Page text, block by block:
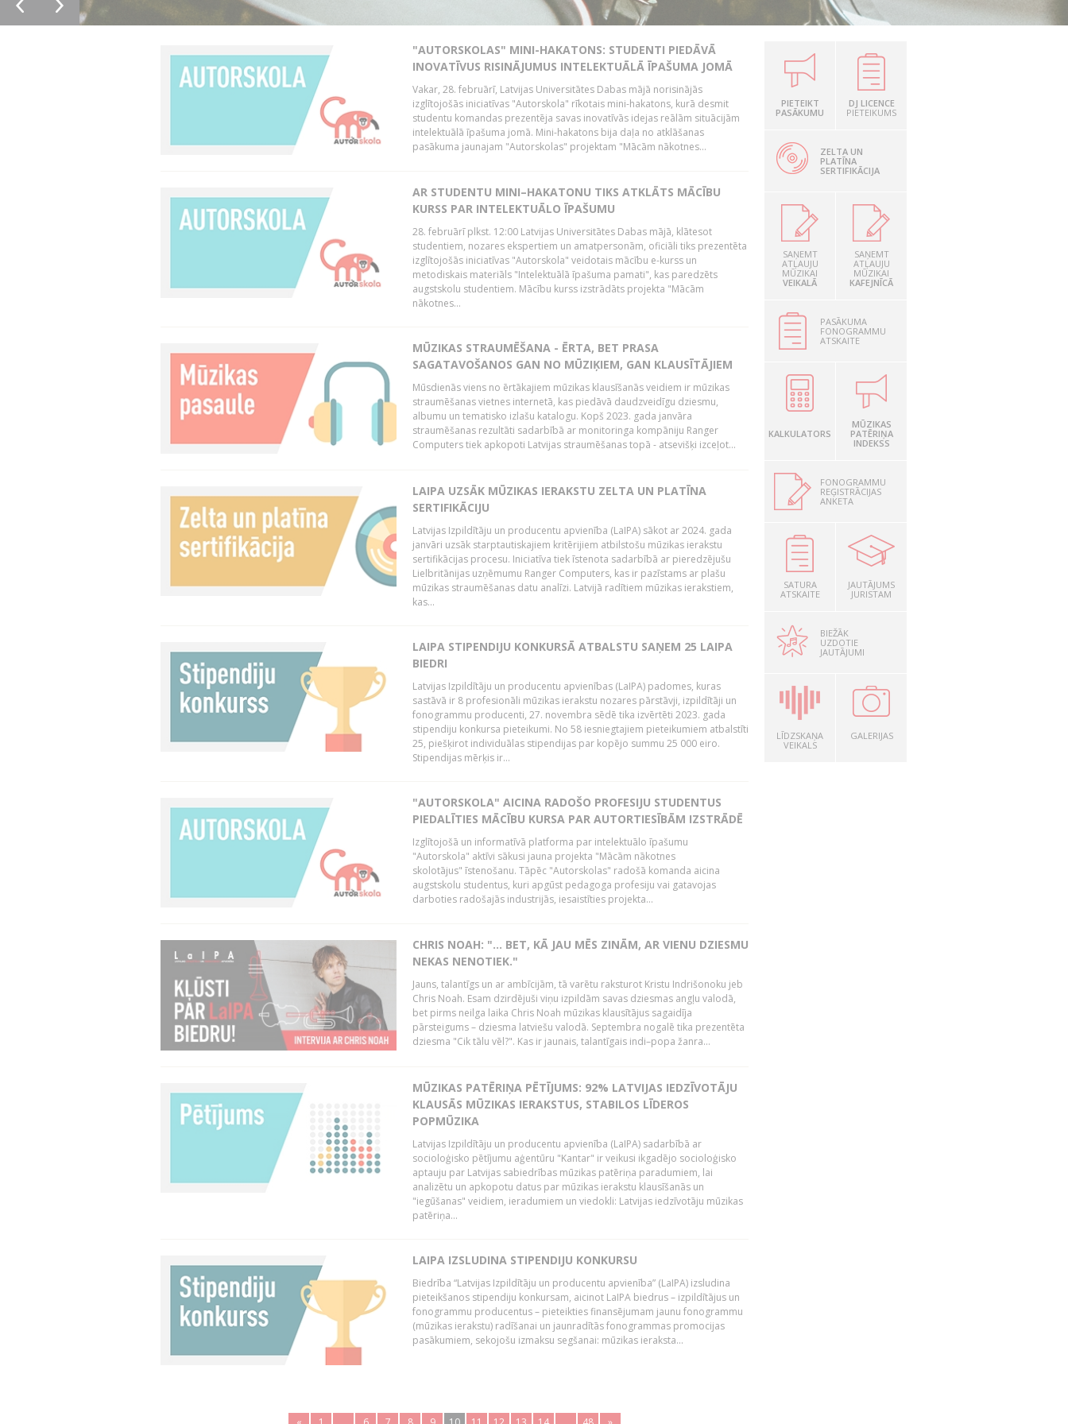
"AUTORSKOLAS" MINI-HAKATONS: STUDENTI PIEDĀVĀ
INOVATĪVUS RISINĀJUMUS INTELEKTUĀLĀ ĪPAŠUMA JOMĀ
Vakar, 28. februārī, Latvijas Universitātes Dabas mājā norisinājās
izglītojošās iniciatīvas "Autorskola" rīkotais mini-hakatons, kurā desmit
studentu komandas prezentēja savas inovatīvās idejas reālām situācijām
intelektuālā īpašuma jomā. Mini-hakatons bija daļa no atklāšanas
pasākuma jaunajam "Autorskolas" projektam "Mācām nākotnes...
AR STUDENTU MINI–HAKATONU TIKS ATKLĀTS MĀCĪBU
KURSS PAR INTELEKTUĀLO ĪPAŠUMU
28. februārī plkst. 12:00 Latvijas Universitātes Dabas mājā, klātesot
studentiem, nozares ekspertiem un amatpersonām, oficiāli tiks prezentēta
izglītojošās iniciatīvas "Autorskola" veidotais mācību e-kurss un
metodiskais materiāls "Intelektuālā īpašuma pamati", kas paredzēts
augstskolu studentiem. Mācību kurss izstrādāts projekta "Mācām
nākotnes...
MŪZIKAS STRAUMĒŠANA - ĒRTA, BET PRASA
SAGATAVOŠANOS GAN NO MŪZIĶIEM, GAN KLAUSĪTĀJIEM
Mūsdienās viens no ērtākajiem mūzikas klausīšanās veidiem ir mūzikas
straumēšanas vietnes internetā, kas piedāvā daudzveidīgu dziesmu,
albumu un tematisko izlašu katalogu. Kopš 2023. gada janvāra
straumēšanas rezultāti sadarbībā ar monitoringa kompāniju Ranger
Computers tiek apkopoti Latvijas straumēšanas topā - atsevišķi izceļot...
LAIPA UZSĀK MŪZIKAS IERAKSTU ZELTA UN PLATĪNA
SERTIFIKĀCIJU
Latvijas Izpildītāju un producentu apvienība (LaIPA) sākot ar 2024. gada
janvāri uzsāk starptautiskajiem kritērijiem atbilstošu mūzikas ierakstu
sertifikācijas procesu. Iniciatīva tiek īstenota sadarbībā ar pieredzējušu
Lielbritānijas uzņēmumu Ranger Computers, kas ir pazīstams ar plašu
mūzikas straumēšanas datu analīzi. Latvijā radītiem mūzikas ierakstiem,
kas...
LAIPA STIPENDIJU KONKURSĀ ATBALSTU SAŅEM 25 LAIPA
BIEDRI
Latvijas Izpildītāju un producentu apvienības (LaIPA) padomes, kuras
sastāvā ir 8 profesionāli mūzikas ierakstu nozares pārstāvji, izpildītāji un
fonogrammu producenti, 27. novembra sēdē tika izvērtēti 2023. gada
stipendiju konkursa pieteikumi. No 58 iesniegtajiem pieteikumiem atbalstīti
25, piešķirot individuālas stipendijas par kopējo summu 25 000 eiro.
Stipendijas mērķis ir...
"AUTORSKOLA" AICINA RADOŠO PROFESIJU STUDENTUS
PIEDALĪTIES MĀCĪBU KURSA PAR AUTORTIESĪBĀM IZSTRĀDĒ
Izglītojošā un informatīvā platforma par intelektuālo īpašumu
"Autorskola" aktīvi sākusi jauna projekta "Mācām nākotnes
skolotājus" īstenošanu. Tāpēc "Autorskolas" radošā komanda aicina
augstskolu studentus, kuri apgūst pedagoga profesiju vai gatavojas
darboties radošajās industrijās, iesaistīties projekta...
CHRIS NOAH: "… BET, KĀ JAU MĒS ZINĀM, AR VIENU DZIESMU
NEKAS NENOTIEK."
Jauns, talantīgs un ar ambīcijām, tā varētu raksturot Kristu Indrišonoku jeb
Chris Noah. Esam dzirdējuši viņu izpildām savas dziesmas angļu valodā,
bet pirms neilga laika Chris Noah mūzikas klausītājus sagaidīja
pārsteigums – dziesma latviešu valodā. Septembra nogalē tika prezentēta
dziesma "Cik tālu vēl?". Kas ir jaunais, talantīgais indi–popa žanra...
MŪZIKAS PATĒRIŅA PĒTĪJUMS: 92% LATVIJAS IEDZĪVOTĀJU
KLAUSĀS MŪZIKAS IERAKSTUS, STABILOS LĪDEROS
POPMŪZIKA
Latvijas Izpildītāju un producentu apvienība (LaIPA) sadarbībā ar
socioloģisko pētījumu aģentūru "Kantar" ir veikusi ikgadējo socioloģisko
aptauju par Latvijas sabiedrības mūzikas patēriņa paradumiem, lai
analizētu un apkopotu datus par mūzikas ierakstu klausīšanās un
"iegūšanas" veidiem, ieradumiem un viedokli: Latvijas iedzīvotāju mūzikas
patēriņa...
LAIPA IZSLUDINA STIPENDIJU KONKURSU
Biedrība “Latvijas Izpildītāju un producentu apvienība” (LaIPA) izsludina
pieteikšanos stipendiju konkursam, aicinot LaIPA biedrus – izpildītājus un
fonogrammu producentus – pieteikties finansējumam jaunu fonogrammu
(mūzikas ierakstu) radīšanai un jaunradītās fonogrammas promocijas
pasākumiem, sekojošu izmaksu segšanai: mūzikas ieraksta...
PIETEIKT
PASĀKUMU
DJ LICENCE
PIETEIKUMS
ZELTA UN
PLATĪNA
SERTIFIKĀCIJA
SAŅEMT
ATĻAUJU
MŪZIKAI
VEIKALĀ
SAŅEMT
ATĻAUJU
MŪZIKAI
KAFEJNĪCĀ
PASĀKUMA
FONOGRAMMU
ATSKAITE
KALKULATORS
MŪZIKAS
PATĒRIŅA
INDEKSS
FONOGRAMMU
REĢISTRĀCIJAS
ANKETA
SATURA
ATSKAITE
JAUTĀJUMS
JURISTAM
BIEŽĀK
UZDOTIE
JAUTĀJUMI
LĪDZSKAŅA
VEIKALS
GALERIJAS